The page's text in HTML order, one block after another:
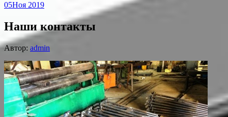
05Ноя 2019
Наши контакты
Автор: admin